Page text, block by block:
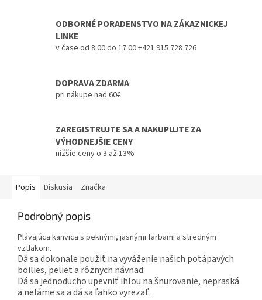
ODBORNÉ PORADENSTVO NA ZÁKAZNICKEJ
LINKE
v čase od 8:00 do 17:00 +421 915 728 726
DOPRAVA ZDARMA
pri nákupe nad 60€
ZAREGISTRUJTE SA A NAKUPUJTE ZA
VÝHODNEJŠIE CENY
nižšie ceny o 3 až 13%
Popis Diskusia Značka
Podrobný popis
Plávajúca kanvica s peknými, jasnými farbami a stredným
vztlakom.
Dá sa dokonale použiť na vyváženie našich potápavých
boilies, peliet a rôznych návnad.
Dá sa jednoducho upevniť ihlou na šnurovanie, nepraská
a neláme sa a dá sa ľahko vyrezať.